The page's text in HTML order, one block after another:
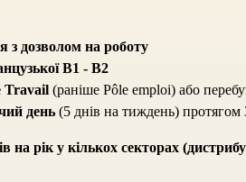
з дозволом на роботу
B1 - B2
Travail (раніше Pôle emploi) або
день (5 днів на тиждень) протягом
на рік у кількох секторах